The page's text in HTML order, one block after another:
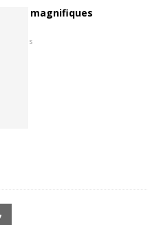
Deux magnifiques
Hugues